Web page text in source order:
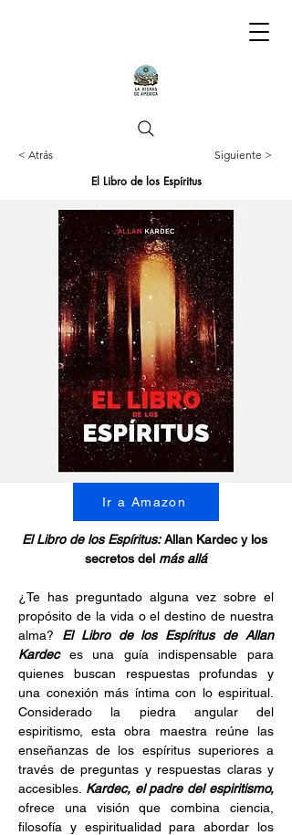
< Atrás Siguiente >
El Libro de los Espíritus
Ir a Amazon
El Libro de los Espíritus: Allan Kardec y los
secretos del más allá
¿Te has preguntado alguna vez sobre el
propósito de la vida o el destino de nuestra
alma? El Libro de los Espíritus de Allan
Kardec es una guía indispensable para
quienes buscan respuestas profundas y
una conexión más íntima con lo espiritual.
Considerado la piedra angular del
espiritismo, esta obra maestra reúne las
enseñanzas de los espíritus superiores a
través de preguntas y respuestas claras y
accesibles.
ofrece una visión que combina ciencia,
filosofía y espiritualidad para abordar los